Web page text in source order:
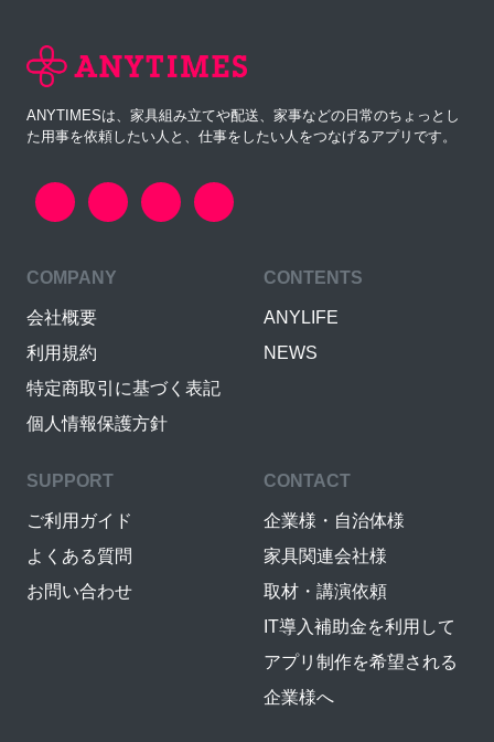
ANYTIMESは、家具組み立てや配送、家事などの日常のちょっとし
た用事を依頼したい人と、仕事をしたい人をつなげるアプリです。
COMPANY
会社概要
利用規約
特定商取引に基づく表記
個人情報保護方針
CONTENTS
ANYLIFE
NEWS
SUPPORT
ご利用ガイド
よくある質問
お問い合わせ
CONTACT
企業様・自治体様
家具関連会社様
取材・講演依頼
IT導入補助金を利用して
アプリ制作を希望される
企業様へ